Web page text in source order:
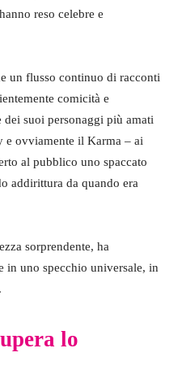
reso celebre e
un flusso continuo di racconti
comicità e
suoi personaggi più amati
e ovviamente il Karma – ai
al pubblico uno spaccato
addirittura da quando era
sorprendente, ha
in uno specchio universale, in
lo